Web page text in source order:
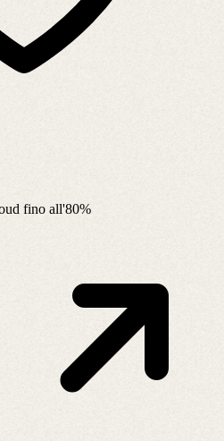
fino all'80%